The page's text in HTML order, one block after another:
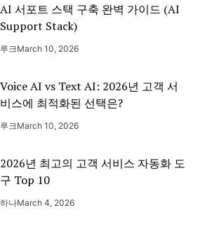
AI 서포트 스택 구축 완벽 가이드 (AI
Support Stack)
루크 March 10, 2026
Voice AI vs Text AI: 2026년 고객 서
비스에 최적화된 선택은?
루크 March 10, 2026
2026년 최고의 고객 서비스 자동화 도
구 Top 10
하나March 4, 2026